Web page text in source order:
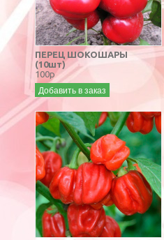
ПЕРЕЦ ШОКОШАРЫ
(10шт)
100р
Добавить в заказ